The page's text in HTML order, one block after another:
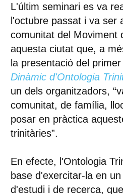
L'últim seminari es va
l'octubre passat i va ser
comunitat del Moviment
aquesta ciutat que, a
la presentació del primer
Dinàmic d'Ontologia
un dels organitzadors,
comunitat, de família,
posar en pràctica
trinitàries”.
En efecte, l'Ontologia
base d'exercitar-la en
d'estudi i de recerca,